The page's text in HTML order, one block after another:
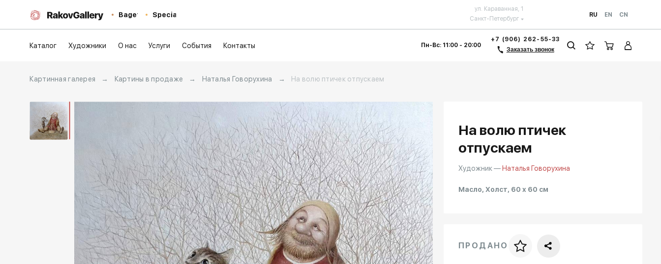
Baget Special Санкт-Петербург
ул. Караванная, 1
RU
EN CN
Каталог Художники О нас Услуги События Контакты Пн-Вс: 11:00 - 20:00
+7 (906) 262-55-33
Заказать звонок
Картинная галерея → Картины в продаже → Наталья Говорухина → На волю птичек отпускаем
На волю птичек
отпускаем
Художник — Наталья Говорухина
Масло, Холст, 60 x 60 см
Цена за багет
ПРОДАНО